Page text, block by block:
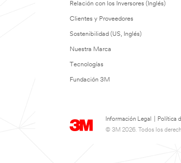
Relación con los Inversores (Inglés)
Clientes y Proveedores
Sostenibilidad (US, Inglés)
Nuestra Marca
Tecnologías
Fundación 3M
Información Legal Política
© 3M 2026. Todos los